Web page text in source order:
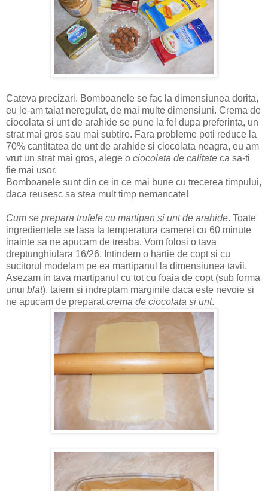
Cateva precizari. Bomboanele se fac la dimensiunea dorita,
eu le-am taiat neregulat, de mai multe dimensiuni. Crema de
ciocolata si unt de arahide se pune la fel dupa preferinta, un
strat mai gros sau mai subtire. Fara probleme poti reduce la
70% cantitatea de unt de arahide si ciocolata neagra, eu am
vrut un strat mai gros, alege o ciocolata de calitate ca sa-ti
fie mai usor.
Bomboanele sunt din ce in ce mai bune cu trecerea timpului,
daca reusesc sa stea mult timp nemancate!
Cum se prepara trufele cu martipan si unt de arahide. Toate
ingredientele se lasa la temperatura camerei cu 60 minute
inainte sa ne apucam de treaba. Vom folosi o tava
dreptunghiulara 16/26. Intindem o hartie de copt si cu
sucitorul modelam pe ea martipanul la dimensiunea tavii.
Asezam in tava martipanul cu tot cu foaia de copt (sub forma
unui blat), taiem si indreptam marginile daca este nevoie si
ne apucam de preparatcrema de ciocolata si unt.